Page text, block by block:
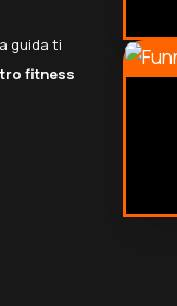
guida ti
fitness